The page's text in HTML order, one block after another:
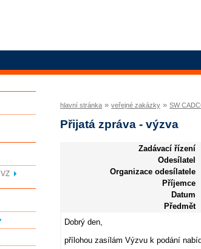
hlavní stránka » veřejné zakázky » SW
Přijatá zpráva - výzva
Zadávací řízení
Odesílatel
Organizace odesílatele
Příjemce
Datum
Předmět
Dobrý den,
přílohou zasílám Výzvu k podání